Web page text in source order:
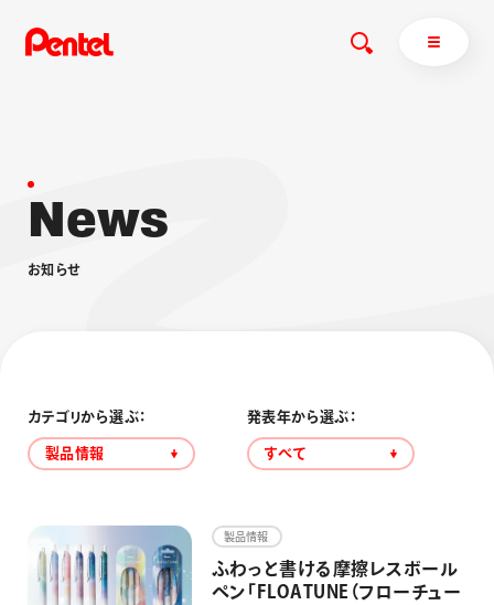
商品を探す
ブラッシュ（筆）
その他
採用情報
運営会社
News
お知 らせ
カテゴリから選ぶ：
製品情報
発表年から選ぶ：
すべて
製品情報
ふわっと書ける摩擦レスボール
ペン「FLOATUNE（フローチュー